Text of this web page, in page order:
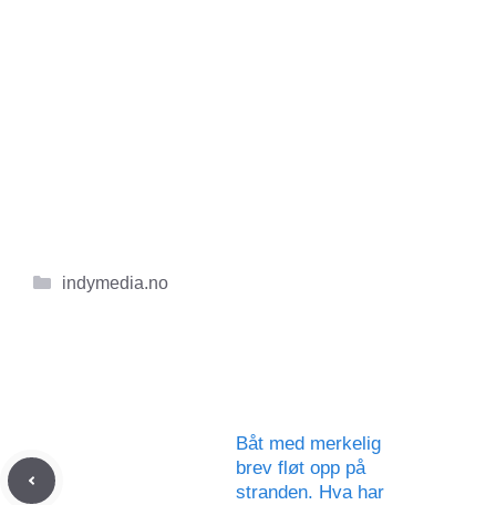
Kategorier
indymedia.no
Båt med merkelig
brev fløt opp på
stranden. Hva har